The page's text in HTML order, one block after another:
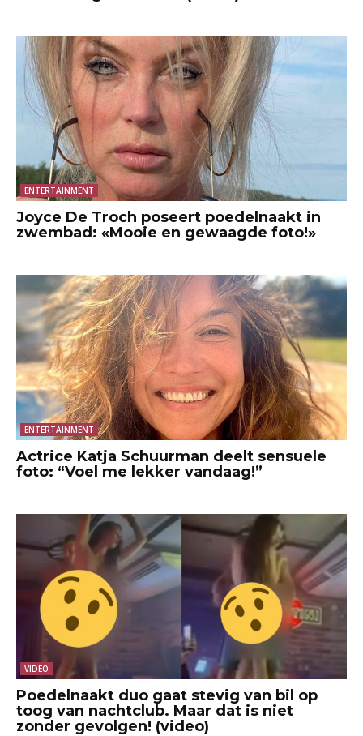
ENTERTAINMENT
Joyce De Troch poseert poedelnaakt in
zwembad: «Mooie en gewaagde foto!»
ENTERTAINMENT
Actrice Katja Schuurman deelt sensuele
foto: “Voel me lekker vandaag!”
VIDEO
Poedelnaakt duo gaat stevig van bil op
toog van nachtclub. Maar dat is niet
zonder gevolgen! (video)